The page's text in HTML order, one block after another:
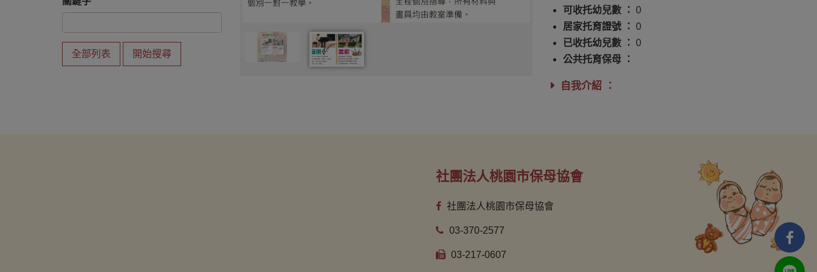
全部列表 開始搜尋
可收托幼兒數 ： 0
居家托育證號 ： 0
已收托幼兒數 ： 0
公共托育保母 ：
自我介紹 ：
社團法人桃園市保母協會
社團法人桃園市保母協會
03-370-2577
03-217-0607